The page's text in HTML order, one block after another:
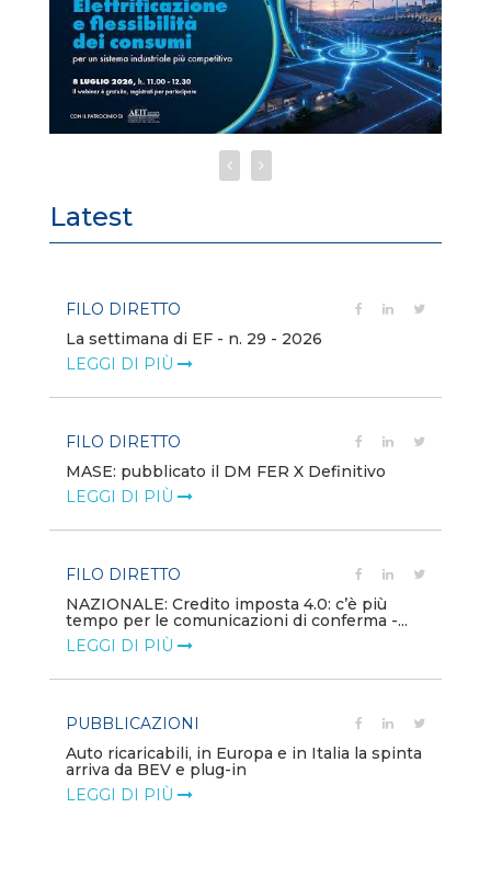
Latest
FILO DIRETTO
La settimana di EF - n. 29 - 2026
LEGGI DI PIÙ
FILO DIRETTO
MASE: pubblicato il DM FER X Definitivo
LEGGI DI PIÙ
FILO DIRETTO
NAZIONALE: Credito imposta 4.0: c’è più
tempo per le comunicazioni di conferma -...
LEGGI DI PIÙ
PUBBLICAZIONI
Auto ricaricabili, in Europa e in Italia la spinta
arriva da BEV e plug-in
LEGGI DI PIÙ